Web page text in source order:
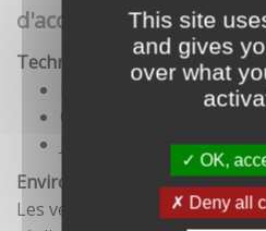
This site
and gives
over what
OK,
Deny all
d'accessibilité
Technologies utilisées pour la
CSS
Environnement de test
Les vérifications de